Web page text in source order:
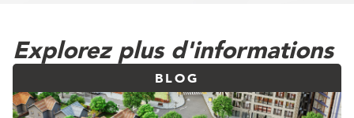
Explorez plus d'informations
BLOG